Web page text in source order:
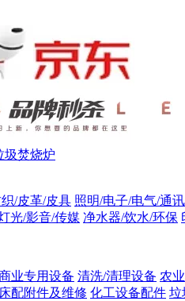
圾焚烧炉
/皮革/皮具 照明/电子/电气/通讯
光/影音/传媒 净水器/饮水/环保
业专用设备 清洗/清理设备 农
配附件及维修 化工设备配件 垃